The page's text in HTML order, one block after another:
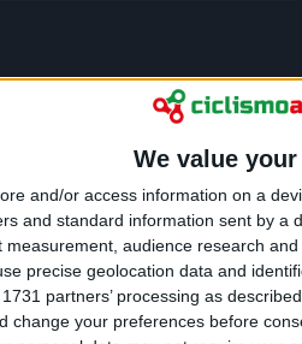
We value
and/or access information on a
and standard information sent by a
audience research and
precise geolocation data and
partners’ processing as
change your preferences before